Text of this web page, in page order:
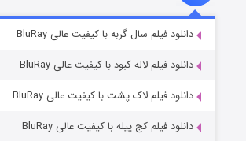
قسمت۷ (زیرنویس) منتشر شد دانلود فیلم سال گربه با کیفیت عالی BluRay
دانلود فیلم لاله کبود با کیفیت عالی BluRay
دانلود فیلم لاک پشت با کیفیت عالی BluRay
دانلود فیلم کج‌ پیله با کیفیت عالی BluRay